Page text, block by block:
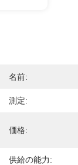
名前:
測定:
価格:
供給の能力: